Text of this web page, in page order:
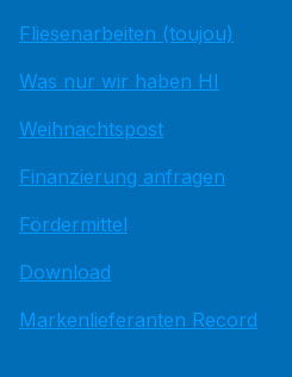
Fliesenarbeiten (toujou)
Was nur wir haben HI
Weihnachtspost
Finanzierung anfragen
Fördermittel
Download
Markenlieferanten Record